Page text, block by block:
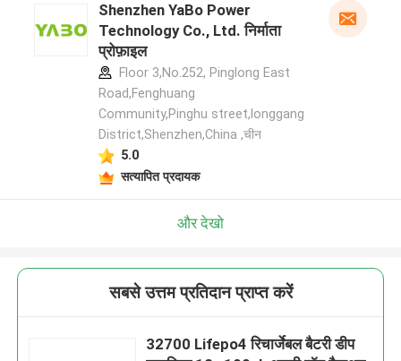
Shenzhen YaBo Power
Technology Co., Ltd. निर्माता
प्रोफ़ाइल
Floor 3,No.252, Pinglong East
Road,Fenghuang
Community,Pinghu street,longgang
District,Shenzhen,China ,चीन
5.0
सत्यापित प्रदायक
और देखो
सबसे उत्तम प्रतिदान प्राप्त करें
32700 Lifepo4 रिचार्जेबल बैटरी डीप